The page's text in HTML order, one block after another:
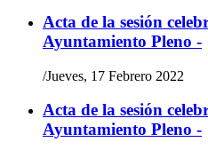
Acta de la sesión
Ayuntamiento Pleno -
/Jueves, 17 Febrero 2022
Acta de la sesión
Ayuntamiento Pleno -